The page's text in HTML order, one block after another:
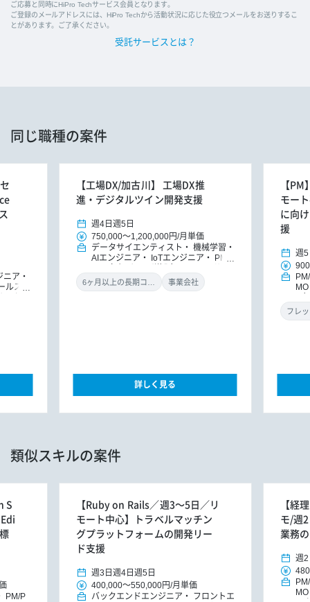
ご応募と同時にHiPro Techサービス会員となります。
ご登録のメールアドレスには、HiPro Techから活動状況に応じた役立つメールをお送りするこ
とがあります。ご了承ください。
受託サービスとは？
同じ職種の案件
ニア
ルス・
【工場DX/加古川】 工場DX推
進・デジタルツイン開発支援
週4日 週5日
750,000～1,200,000円/月単価
データサイエンティスト
機械学習・
AIエンジニア
IoTエンジニア
PM/P
タント（アプリ）
ITコンサルタント
（インフラ）
ITコンサルタント
事業会社
詳しく見る
【
モー
に向
援
週5
フレ
類似スキルの案件
S
PM/P
【Ruby on Rails／週3～5日／リ
モート中心】トラベルマッチン
グプラットフォームの開発リー
ド支援
週3日 週4日 週5日
400,000～550,000円/月単価
バックエンドエンジニア
フロントエ
【経
モ/週
業務
週2